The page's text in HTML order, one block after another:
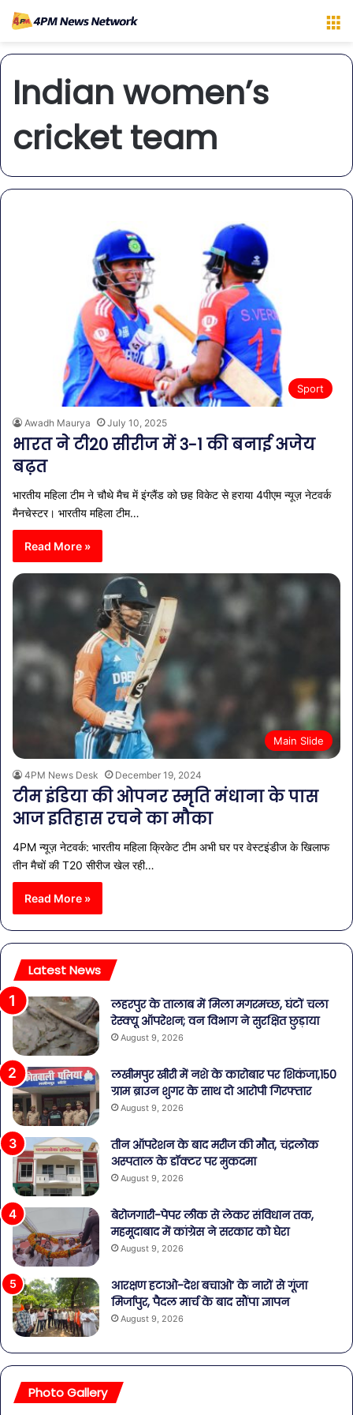
Indian women’s
cricket team
Sport
Awadh Maurya July 10, 2025
भारत ने टी20 सीरीज में 3-1 की बनाई अजेय
बढ़त
भारतीय महिला टीम ने चौथे मैच में इंग्लैंड को छह विकेट से हराया 4पीएम न्यूज़ नेटवर्क
मैनचेस्टर। भारतीय महिला टीम…
Read More »
Main Slide
4PM News Desk December 19, 2024
टीम इंडिया की ओपनर स्मृति मंधाना के पास
आज इतिहास रचने का मौका
4PM न्यूज़ नेटवर्क: भारतीय महिला क्रिकेट टीम अभी घर पर वेस्टइंडीज के खिलाफ
तीन मैचों की T20 सीरीज खेल रही…
Read More »
Latest News
लहरपुर के तालाब में मिला मगरमच्छ, घंटों चला
रेस्क्यू ऑपरेशन; वन विभाग ने सुरक्षित छुड़ाया
August 9, 2026
लखीमपुर खीरी में नशे के कारोबार पर शिकंजा,150
ग्राम ब्राउन शुगर के साथ दो आरोपी गिरफ्तार
August 9, 2026
तीन ऑपरेशन के बाद मरीज की मौत, चंद्रलोक
अस्पताल के डॉक्टर पर मुकदमा
August 9, 2026
बेरोजगारी-पेपर लीक से लेकर संविधान तक,
महमूदाबाद में कांग्रेस ने सरकार को घेरा
August 9, 2026
आरक्षण हटाओ-देश बचाओ’ के नारों से गूंजा
मिर्जापुर, पैदल मार्च के बाद सौंपा ज्ञापन
August 9, 2026
Photo Gallery